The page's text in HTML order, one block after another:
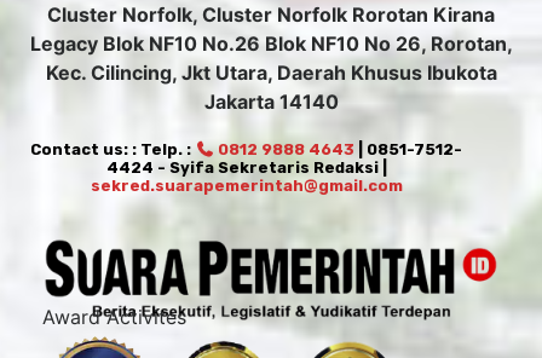
Cluster Norfolk, Cluster Norfolk Rorotan Kirana
Legacy Blok NF10 No.26 Blok NF10 No 26, Rorotan,
Kec. Cilincing, Jkt Utara, Daerah Khusus Ibukota
Jakarta 14140
Contact us: : Telp. : 0812 9888 4643 | 0851-7512-
4424 - Syifa Sekretaris Redaksi |
sekred.suarapemerintah@gmail.com
Award Activites